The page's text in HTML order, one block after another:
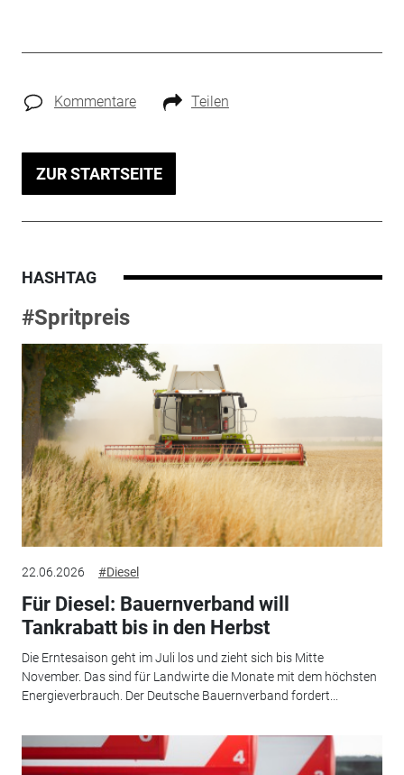
Kommentare Teilen
ZUR STARTSEITE
HASHTAG
#Spritpreis
22.06.2026 #Diesel
Für Diesel: Bauernverband will
Tankrabatt bis in den Herbst
Die Erntesaison geht im Juli los und zieht sich bis Mitte
November. Das sind für Landwirte die Monate mit dem höchsten
Energieverbrauch. Der Deutsche Bauernverband fordert...